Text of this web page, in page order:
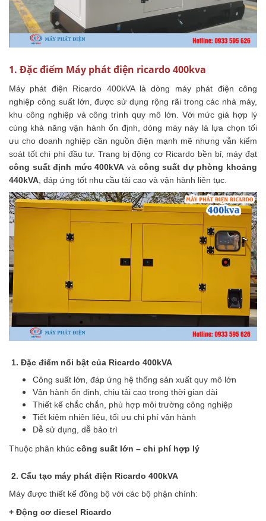
1. Đặc điểm Máy phát điện ricardo 400kva
Máy phát điện Ricardo 400kVA là dòng máy phát điện công
nghiệp công suất lớn, được sử dụng rộng rãi trong các nhà máy,
khu công nghiệp và công trình quy mô lớn. Với mức giá hợp lý
cùng khả năng vận hành ổn định, dòng máy này là lựa chọn tối
ưu cho doanh nghiệp cần nguồn điện mạnh mẽ nhưng vẫn kiểm
soát tốt chi phí đầu tư. Trang bị động cơ Ricardo bền bỉ, máy đạt
công suất định mức 400kVA và công suất dự phòng khoảng
440kVA , đáp ứng tốt nhu cầu tải cao và vận hành liên tục.
1. Đặc điểm nổi bật của Ricardo 400kVA
Công suất lớn, đáp ứng hệ thống sản xuất quy mô lớn
Vận hành ổn định, chịu tải cao trong thời gian dài
Thiết kế chắc chắn, phù hợp môi trường công nghiệp
Tiết kiệm nhiên liệu, tối ưu chi phí vận hành
Dễ sử dụng, dễ bảo trì
Thuộc phân khúc công suất lớn – chi phí hợp lý
2. Cấu tạo máy phát điện Ricardo 400kVA
Máy được thiết kế đồng bộ với các bộ phận chính:
+ Động cơ diesel Ricardo